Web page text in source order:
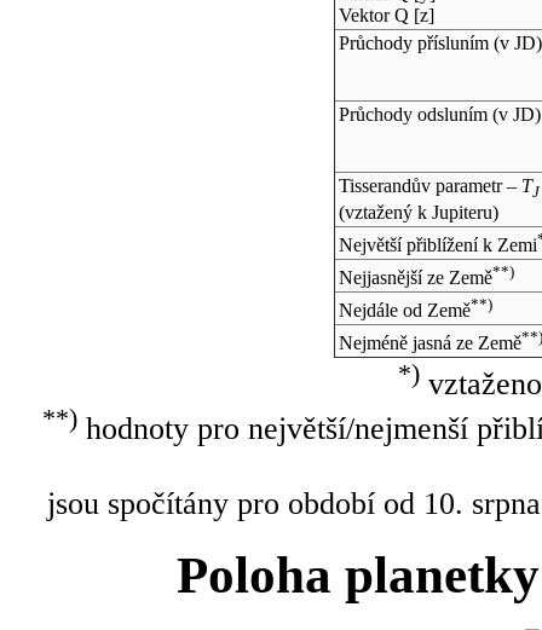
Vektor Q [z]
Průchody přísluním (v JD)
Průchody odsluním (v JD)
Tisserandův parametr – TJ
(vztažený k Jupiteru)
Největší přiblížení k Zemi
Nejjasnější ze Země**)
Nejdále od Země**)
Nejméně jasná ze Země**)
*)
**)hodnoty pro největší/nejmenší
jsou spočítány pro období od 10.
Poloha